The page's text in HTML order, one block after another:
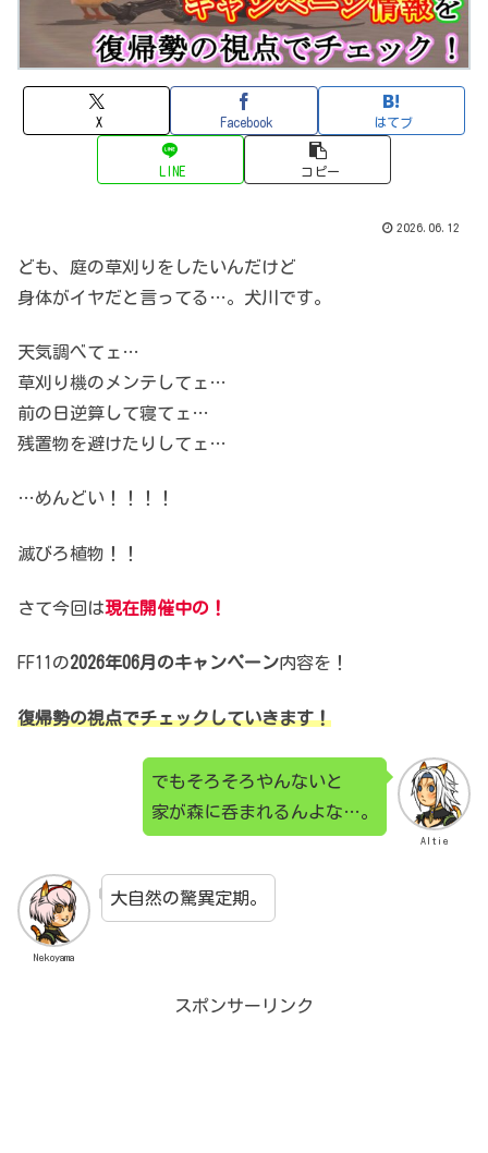
X Facebook はてブ
LINE コピー
2026.06.12
ども、庭の草刈りをしたいんだけど
身体がイヤだと言ってる…。犬川です。
天気調べてェ…
草刈り機のメンテしてェ…
前の日逆算して寝てェ…
残置物を避けたりしてェ…
…めんどい！！！！
滅びろ植物！！
さて今回は現在開催中の！
FF11の2026年06月のキャンペーン内容を！
復帰勢の視点でチェックしていきます！
Altie
でもそろそろやんないと
家が森に呑まれるんよな…。
Nekoyama
大自然の驚異定期。
スポンサーリンク